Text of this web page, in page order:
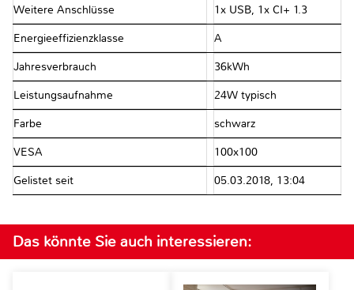
Weitere Anschlüsse 1x USB, 1x CI+ 1.3
Energieeffizienzklasse A
Jahresverbrauch 36kWh
Leistungsaufnahme 24W typisch
Farbe schwarz
VESA 100x100
Gelistet seit 05.03.2018, 13:04
Das könnte Sie auch interessieren: